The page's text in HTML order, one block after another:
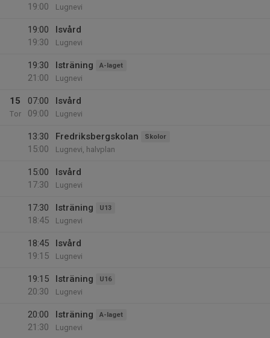
19:00
Lugnevi
19:00
19:30
Isvård
Lugnevi
19:30
21:00
Isträning A-laget
Lugnevi
15
Tor
07:00
09:00
Isvård
Lugnevi
13:30
15:00
Fredriksbergskolan Skolor
Lugnevi, halvplan
15:00
17:30
Isvård
Lugnevi
17:30
18:45
Isträning U13
Lugnevi
18:45
19:15
Isvård
Lugnevi
19:15
20:30
Isträning U16
Lugnevi
20:00
21:30
Isträning A-laget
Lugnevi